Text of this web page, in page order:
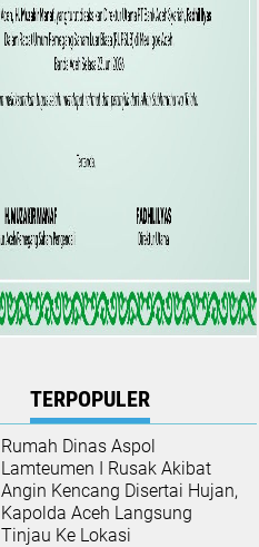
TERPOPULER
Rumah Dinas Aspol
Lamteumen I Rusak Akibat
Angin Kencang Disertai Hujan,
Kapolda Aceh Langsung
Tinjau Ke Lokasi